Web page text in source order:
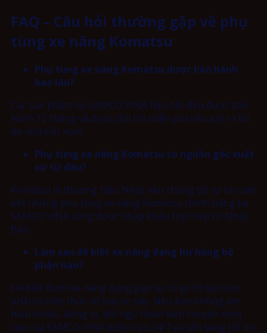
FAQ – Câu hỏi thường gặp về phụ
tùng xe nâng Komatsu
Phụ tùng xe nâng Komatsu được bảo hành
bao lâu?
Các sản phẩm tại SAMCO VINA hầu hết đều được bảo
hành 12 tháng và được đổi trả miễn phí nếu xảy ra lỗi
do nhà sản xuất.
Phụ tùng xe nâng Komatsu có nguồn gốc xuất
xứ từ đâu?
Komatsu là thương hiệu Nhật nên chúng tôi tự tin cam
kết những phụ tùng xe nâng Komatsu chính hãng tại
SAMCO VINA cũng được nhập khẩu trực tiếp từ Nhật
Bản.
Làm sao để biết xe nâng đang hư hỏng bộ
phận nào?
Để biết được xe nâng đang gặp sự cố gì thì bạn cần
phải có kiến thức về loại xe này. Nếu bạn không am
hiểu nhiều, đừng lo, đội ngũ nhân viên chuyên môn
cao của SAMCO VINA luôn trực 24/7 và sẵn sàng hỗ trợ